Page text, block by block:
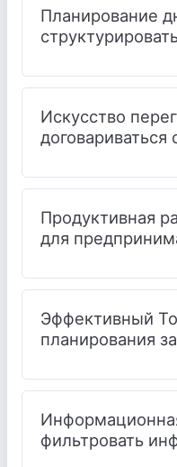
Планирование
Искусство
договариваться
Продуктивная
для
Эффективный
планирования
фильтровать